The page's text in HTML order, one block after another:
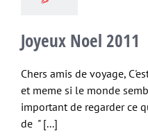
Joyeux Noel 2011
Chers amis de voyage,
et meme si le monde
important de regarder ce
de " [...]